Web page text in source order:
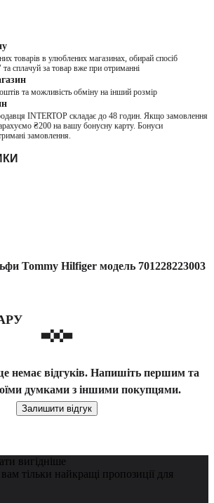
товарів в улюблених магазинах, обирай спосіб
та сплачуй за товар вже при отриманні
та можливість обміну на інший розмір
INTERTOP складає до 48 годин. Якщо замовлення
₴200 на вашу бонусну карту. Бонуси
замовлення.
Tommy Hilfiger модель 701228223003
немає відгуків. Напишіть першим та
думками з іншими покупцями.
Залишити відгук
вигідніше
тільки найкращі пропозиції для